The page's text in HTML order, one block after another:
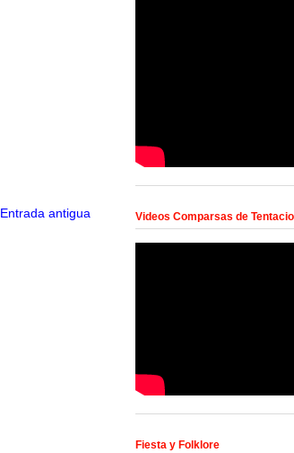
Entrada antigua Videos Comparsas de
Fiesta y Folklore